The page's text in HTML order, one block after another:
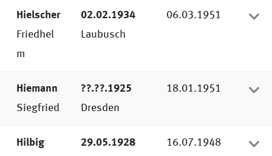
Hielscher
Friedhel
m
02.02.1934
Laubusch
06.03.1951
Hiemann
Siegfried
??.??.1925
Dresden
18.01.1951
Hilbig
29.05.1928
16.07.1948